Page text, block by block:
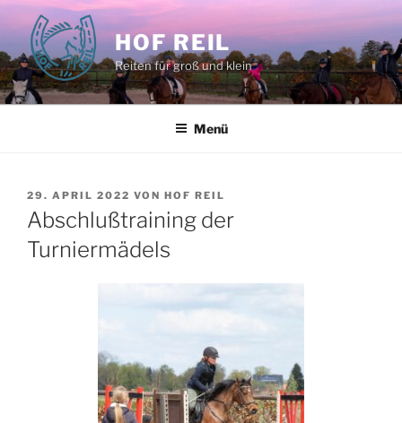
Zum
Inhalt
springen
HOF REIL
Reiten für groß und klein
Menü
VERÖFFENTLICHT
AM
29. APRIL 2022 VON HOF REIL
Abschlußtraining der
Turniermädels